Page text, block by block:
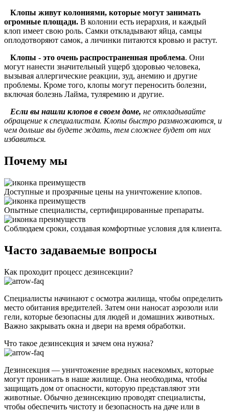
Клопы живут колониями, которые могут занимать
огромные площади. В колонии есть иерархия, и каждый
клоп имеет свою роль. Самки откладывают яйца, самцы
оплодотворяют самок, а личинки питаются кровью и растут.
Клопы - это очень распространенная проблема. Они
могут нанести значительный ущерб здоровью человека,
вызывая аллергические реакции, зуд, анемию и другие
проблемы. Кроме того, клопы могут переносить болезни,
включая болезнь Лайма, туляремию и другие.
Если вы нашли клопов в своем доме, не откладывайте
обращение к специалистам. Клопы быстро размножаются, и
чем дольше вы будете ждать, тем сложнее будет от них
избавиться.
Почему мы
Доступные и прозрачные цены на уничтожение клопов.
Опытные специалисты, сертифицированные препараты.
Соблюдаем сроки, создавая комфортные условия для клиента.
Часто задаваемые вопросы
Как проходит процесс дезинсекции?
Специалисты начинают с осмотра жилища, чтобы определить
место обитания вредителей. Затем они наносат аэрозоли или
гели, которые безопасны для людей и домашних животных.
Важно закрывать окна и двери на время обработки.
Что такое дезинсекция и зачем она нужна?
Дезинсекция — уничтожение вредных насекомых, которые
могут проникать в наше жилище. Она необходима, чтобы
защищать дом от опасности, которую представляют эти
животные. Обычно дезинсекцию проводят специалисты,
чтобы обеспечить чистоту и безопасность на даче или в